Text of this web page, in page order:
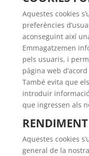
Aquestes cookies
preferències
aconseguint així
Emmagatzemen
pels usuaris, i
pàgina web
També evita que
introduir
que ingressen als
RENDIMENT
Aquestes cookies
general de la